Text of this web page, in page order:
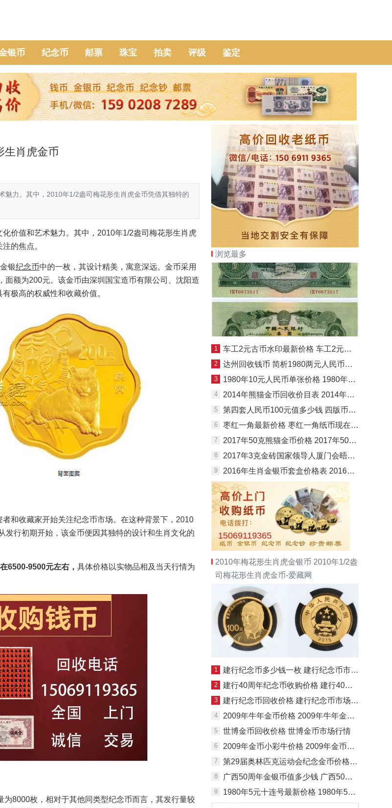
银币 纪念币 邮票 珠宝 拍卖 评级 鉴定
生肖虎金币
力。其中，2010年1/2盎司梅花形生肖虎金币凭借其独特的
价值和艺术魅力。其中，2010年1/2盎司梅花形生肖虎
的焦点。
银纪念币中的一枚，其设计精美，寓意深远。金币采用
额为200元。该金币由深圳国宝造币有限公司、沈阳造
极高的权威性和收藏价值。
和收藏家开始关注纪念币市场。在这种背景下，2010
行初期开始，该金币便因其独特的设计和生肖文化的
6500-9500元左右， 具体价格以实物品相及当天行情为
8000枚，相对于其他同类型纪念币而言，其发行量较
浏览最多
1 车工2元古币水印最新价格 车工2元值多少钱
2 达州回收钱币 简析1980两元人民币价格新情况
3 1980年10元人民币单张价格 1980年10元值多少钱
4 2014年熊猫金币回收价目表 2014年熊猫金币套装价格
5 第四套人民币100元值多少钱 四版币100元最新价格
6 枣红一角最新价格 枣红一角纸币现在价格表
7 2017年50克熊猫金币价格 2017年50克熊猫金币最新价格
8 2017年3克金砖国家领导人厦门会晤金币价格
9 2016年生肖金银币套盒价格表 2016年生肖金银币套盒最新价格
15069119365
2010年梅花形生肖虎金银币 2010年1/2盎
司梅花形生肖虎金币-爱藏网
1 建行纪念币多少钱一枚 建行纪念币市场价格
2 建行40周年纪念币收购价格 建行40周年纪念币回收价格
3 建行纪念币回收价格 建行纪念币市场行情
4 2009年牛年金币价格 2009年牛年金币值多少钱
5 世博金币回收价格 世博金币市场行情
6 2009年金币小彩牛价格 2009年金币小彩牛市场行情
7 第29届奥林匹克运动会纪念金币价格 第29届奥林匹克运动会纪念金币价值多少
8 广西50周年金银币值多少钱 广西50周年金银币价格
9 1980年5元十连号最新价格 1980年5元十连号值多少钱